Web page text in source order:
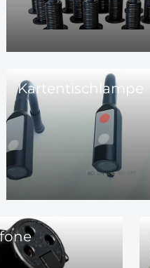
Kartentischlampe